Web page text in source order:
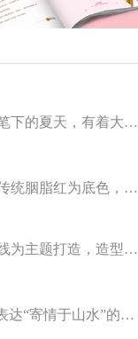
整场婚礼以清爽夏日感为基调，像宫崎骏笔下的夏天，有着大朵大朵像棉花糖似的白云，有蔚蓝蔚蓝的天空和青绿青绿的草地，有着童话世界里干净纯洁的美好，有着日系画风下的治愈感。
一款国风韵味，撞色搭配的中式婚礼。以传统胭脂红为底色，黛蓝色花鸟点缀其中，热情的红色和低调的古风书画色相辅相成。
复古砖红色调配色，交汇的圆形加轨道曲线为主题打造，造型灵感寓意两个人的爱情关系像是一个圆,各自有各自的轨迹，却也无时无刻不牵挂着彼此，相互关联又各自圆满。
灵感来源于“千里江山图”，整体设计在于表达“寄情于山水”的美感，提炼“千里江山图”中自然山水与人文情调，加以现代化轻奢风格元素，打造一场沉浸式新中式风格主题婚礼。